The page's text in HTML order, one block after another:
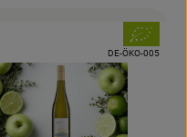
, Verband:
, Kontrollstelle:
DE-ÖKO-005
Produkt zu Favouriten